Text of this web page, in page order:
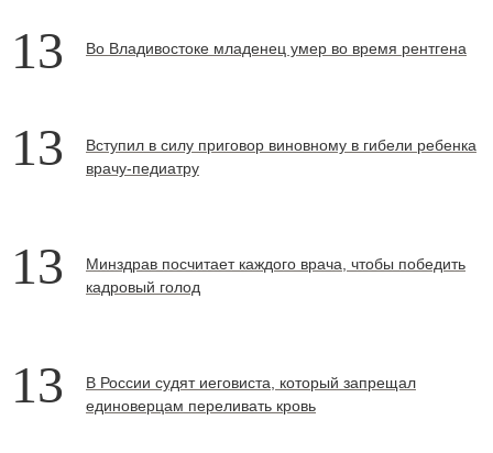
13 Во Владивостоке младенец умер во время рентгена
13
Вступил в силу приговор виновному в гибели ребенка
врачу-педиатру
13
Минздрав посчитает каждого врача, чтобы победить
кадровый голод
13
В России судят иеговиста, который запрещал
единоверцам переливать кровь